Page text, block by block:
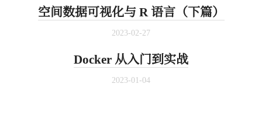
空间数据可视化与 R 语言（下篇）
2023-02-27
Docker 从入门到实战
2023-01-04